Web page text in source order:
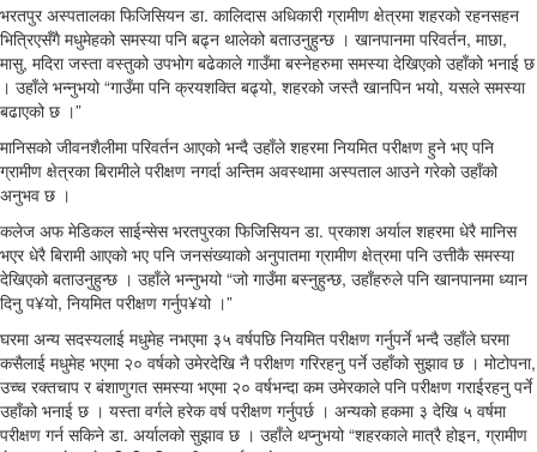
भरतपुर अस्पतालका फिजिसियन डा. कालिदास अधिकारी ग्रामीण क्षेत्रमा शहरको रहनसहन
भित्रिएसँगै मधुमेहको समस्या पनि बढ्न थालेको बताउनुहुन्छ । खानपानमा परिवर्तन, माछा,
मासु, मदिरा जस्ता वस्तुको उपभोग बढेकाले गाउँमा बस्नेहरुमा समस्या देखिएको उहाँको भनाई छ
। उहाँले भन्नुभयो “गाउँमा पनि क्रयशक्ति बढ्यो, शहरको जस्तै खानपिन भयो, यसले समस्या
बढाएको छ ।”
मानिसको जीवनशैलीमा परिवर्तन आएको भन्दै उहाँले शहरमा नियमित परीक्षण हुने भए पनि
ग्रामीण क्षेत्रका बिरामीले परीक्षण नगर्दा अन्तिम अवस्थामा अस्पताल आउने गरेको उहाँको
अनुभव छ ।
कलेज अफ मेडिकल साईन्सेस भरतपुरका फिजिसियन डा. प्रकाश अर्याल शहरमा धेरै मानिस
भएर धेरै बिरामी आएको भए पनि जनसंख्याको अनुपातमा ग्रामीण क्षेत्रमा पनि उत्तीकै समस्या
देखिएको बताउनुहुन्छ । उहाँले भन्नुभयो “जो गाउँमा बस्नुहुन्छ, उहाँहरुले पनि खानपानमा ध्यान
दिनु प¥यो, नियमित परीक्षण गर्नुप¥यो ।”
घरमा अन्य सदस्यलाई मधुमेह नभएमा ३५ वर्षपछि नियमित परीक्षण गर्नुपर्ने भन्दै उहाँले घरमा
कसैलाई मधुमेह भएमा २० वर्षको उमेरदेखि नै परीक्षण गरिरहनु पर्ने उहाँको सुझाव छ । मोटोपना,
उच्च रक्तचाप र बंशाणुगत समस्या भएमा २० वर्षभन्दा कम उमेरकाले पनि परीक्षण गराईरहनु पर्ने
उहाँको भनाई छ । यस्ता वर्गले हरेक वर्ष परीक्षण गर्नुपर्छ । अन्यको हकमा ३ देखि ५ वर्षमा
परीक्षण गर्न सकिने डा. अर्यालको सुझाव छ । उहाँले थप्नुभयो “शहरकाले मात्रै होइन, ग्रामीण